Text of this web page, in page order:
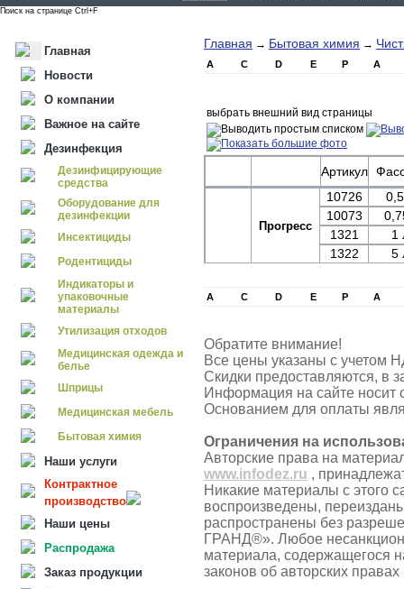
Поиск на странице Ctrl+F
Главная
Новости
О компании
Важное на сайте
Дезинфекция
Дезинфицирующие
средства
Оборудование для
дезинфекции
Инсектициды
Родентициды
Индикаторы и
упаковочные
материалы
Утилизация отходов
Медицинская одежда и
белье
Шприцы
Медицинская мебель
Бытовая химия
Наши услуги
Контрактное
производство
Наши цены
Распродажа
Заказ продукции
Главная → Бытовая химия →
A C D E P А
выбрать внешний вид страницы
Артикул
Прогресс
10726
10073
1321
1
1322
5
A C D E P А
Обратите внимание!
Все цены указаны с учетом
Скидки предоставляются, в
Информация на сайте носит
Основанием для оплаты
Ограничения на
Авторские права на
www.infodez.ru ,
Никакие материалы с этого
воспроизведены,
распространены без
ГРАНД®». Любое
материала, содержащегося
законов об авторских